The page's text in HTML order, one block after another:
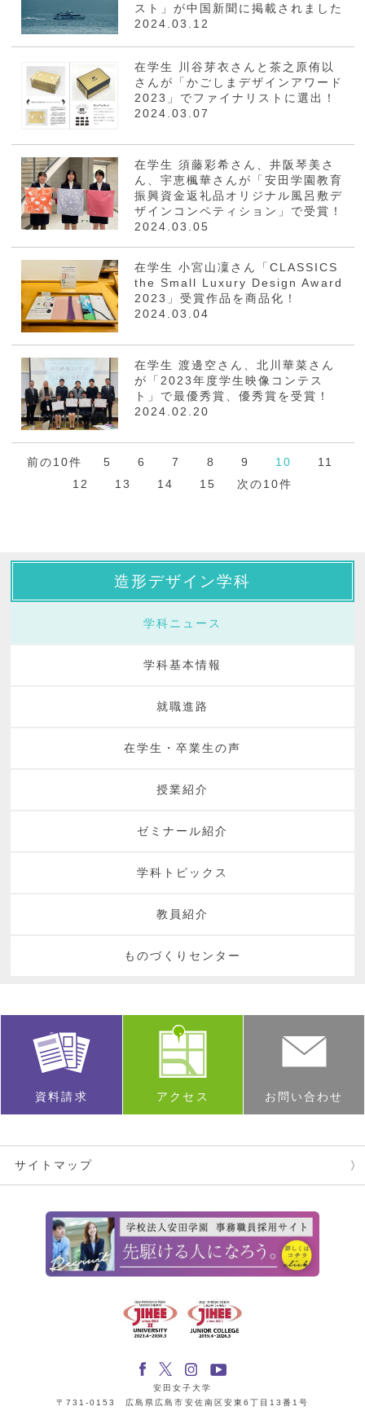
スト」が中国新聞に掲載されました
2024.03.12
在学生 川谷芽衣さんと茶之原侑以
さんが「かごしまデザインアワード
2023」でファイナリストに選出！
2024.03.07
在学生 須藤彩希さん、井阪琴美さ
ん、宇恵楓華さんが「安田学園教育
振興資金返礼品オリジナル風呂敷デ
ザインコンペティション」で受賞！
2024.03.05
在学生 小宮山凜さん「CLASSICS
the Small Luxury Design Award
2023」受賞作品を商品化！
2024.03.04
在学生 渡邊空さん、北川華菜さん
が「2023年度学生映像コンテス
ト」で最優秀賞、優秀賞を受賞！
2024.02.20
前の10件 5 6 7 8 9 10
11
12
13 14 15 次の10件
造形デザイン学科
学科ニュース
学科基本情報
就職進路
在学生・卒業生の声
授業紹介
ゼミナール紹介
学科トピックス
教員紹介
ものづくりセンター
資料請求 アクセス お問い合わせ
サイトマップ
安田女子大学
〒731-0153 広島県広島市安佐南区安東6丁目13番1号